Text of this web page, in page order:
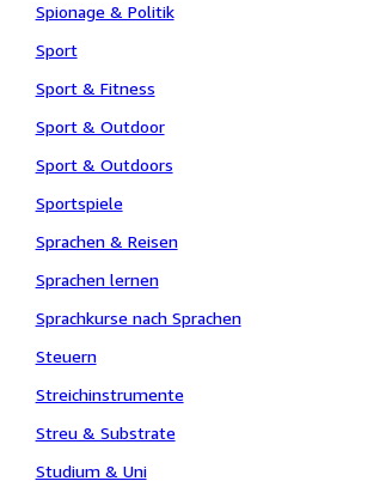
Spionage & Politik
Sport
Sport & Fitness
Sport & Outdoor
Sport & Outdoors
Sportspiele
Sprachen & Reisen
Sprachen lernen
Sprachkurse nach Sprachen
Steuern
Streichinstrumente
Streu & Substrate
Studium & Uni